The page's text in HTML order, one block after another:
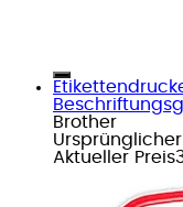
Brother
Ursprünglicher
Aktueller Preis